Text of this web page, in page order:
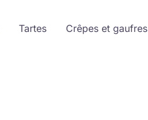
Tartes Crêpes et gaufres